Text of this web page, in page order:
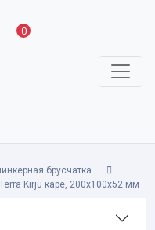
0
брусчатка
Kirju каре, 200х100х52 мм